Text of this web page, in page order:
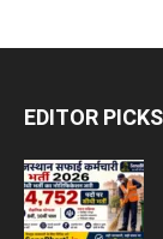
EDITOR PICKS